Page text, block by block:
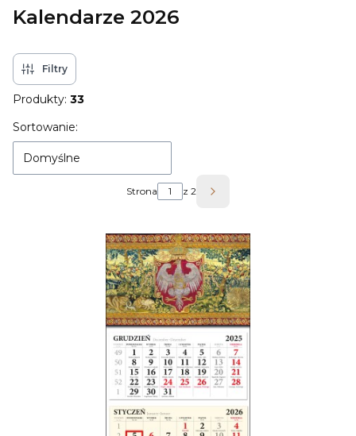
Kalendarze 2026
Filtry
Produkty: 33
Lista produktów
Sortowanie:
Domyślne
Strona z 2 Następne produkty